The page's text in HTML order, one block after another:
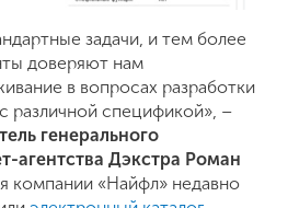
задачи, и тем более
доверяют нам
в вопросах разработки
различной спецификой», –
генерального
агентства Дэкстра Роман
компании «Найфл» недавно